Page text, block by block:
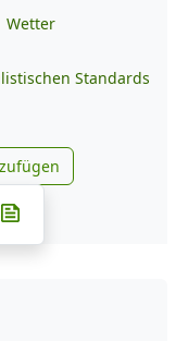
Wetter
Standards
zu Google
Whatsapp
auf Telegram
auf X